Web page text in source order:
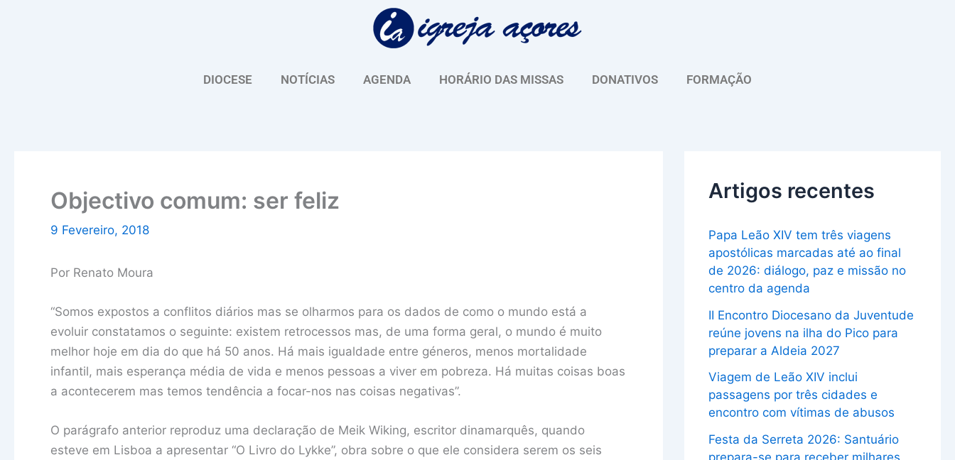
DIOCESE NOTÍCIAS AGENDA HORÁRIO DAS MISSAS DONATIVOS FORMAÇÃO
Objectivo comum: ser feliz
9 Fevereiro, 2018
Por Renato Moura
“Somos expostos a conflitos diários mas se olharmos para os dados de como o mundo está a
evoluir constatamos o seguinte: existem retrocessos mas, de uma forma geral, o mundo é muito
melhor hoje em dia do que há 50 anos. Há mais igualdade entre géneros, menos mortalidade
infantil, mais esperança média de vida e menos pessoas a viver em pobreza. Há muitas coisas boas
a acontecerem mas temos tendência a focar-nos nas coisas negativas”.
O parágrafo anterior reproduz uma declaração de Meik Wiking, escritor dinamarquês, quando
esteve em Lisboa a apresentar “O Livro do Lykke”, obra sobre o que ele considera serem os seis
Artigos recentes
Papa Leão XIV tem três viagens
apostólicas marcadas até ao final
de 2026: diálogo, paz e missão no
centro da agenda
II Encontro Diocesano da Juventude
reúne jovens na ilha do Pico para
preparar a Aldeia 2027
Viagem de Leão XIV inclui
passagens por três cidades e
encontro com vítimas de abusos
Festa da Serreta 2026: Santuário
u